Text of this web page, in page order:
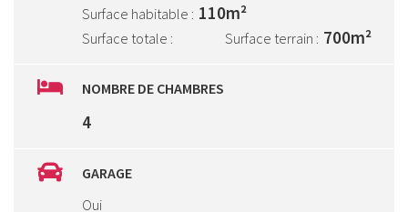
Surface habitable : 110m²
Surface totale : Surface terrain : 700m²
NOMBRE DE CHAMBRES
4
GARAGE
Oui